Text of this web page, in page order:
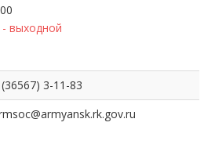
выходной
3-11-83